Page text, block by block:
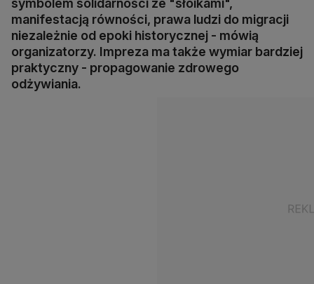
symbolem solidarności ze "słoikami",
manifestacją równości, prawa ludzi do migracji
niezależnie od epoki historycznej - mówią
organizatorzy. Impreza ma także wymiar bardziej
praktyczny - propagowanie zdrowego
odżywiania.